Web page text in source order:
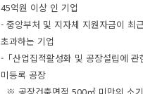
45억원 이상 인 기업
- 중앙부처 및 지자체 지원자금이 최
초과하는 기업
-「산업집적활성화 및 공장설립에
미등록 공장